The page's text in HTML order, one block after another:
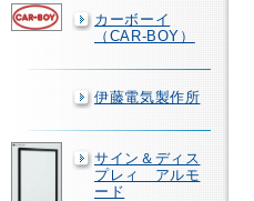
カーボーイ
（CAR-BOY）
伊藤電気製作所
サイン＆ディス
プレィ アルモ
ード